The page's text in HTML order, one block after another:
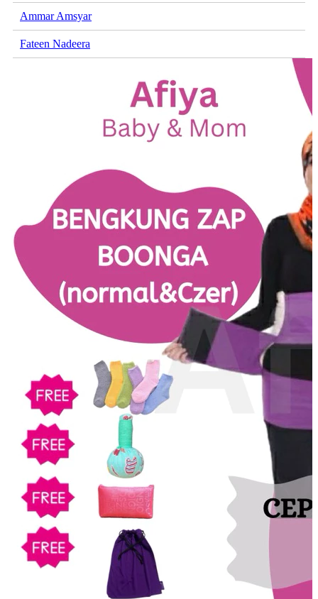
Ammar Amsyar
Fateen Nadeera